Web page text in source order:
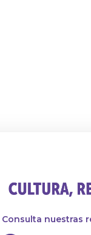
Consulta nuestras